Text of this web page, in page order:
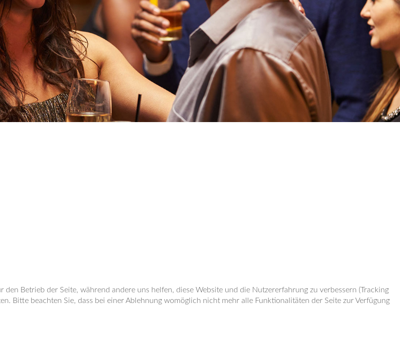
Betrieb der Seite, während andere uns helfen, diese Website und die Nutzererfahrung zu verbessern (Tracking
Bitte beachten Sie, dass bei einer Ablehnung womöglich nicht mehr alle Funktionalitäten der Seite zur Verfügung